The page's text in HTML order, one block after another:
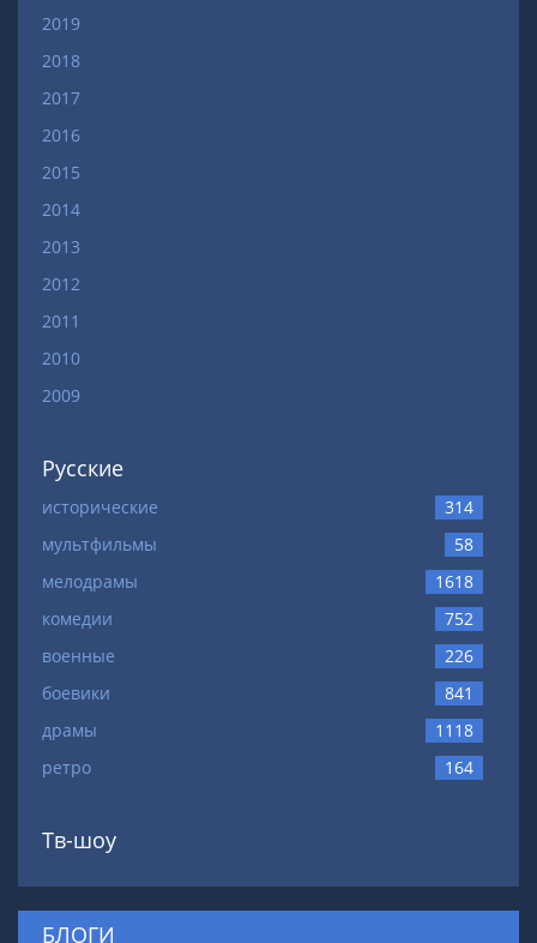
2019
2018
2017
2016
2015
2014
2013
2012
2011
2010
2009
Русские
исторические
314
мультфильмы
58
мелодрамы
1618
комедии
752
военные
226
боевики
841
драмы
1118
ретро
164
Тв-шоу
БЛОГИ